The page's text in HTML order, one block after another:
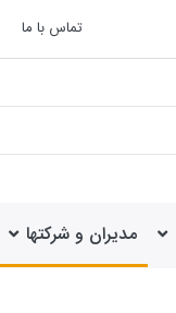
تماس با ما
مدیران و شرکتها